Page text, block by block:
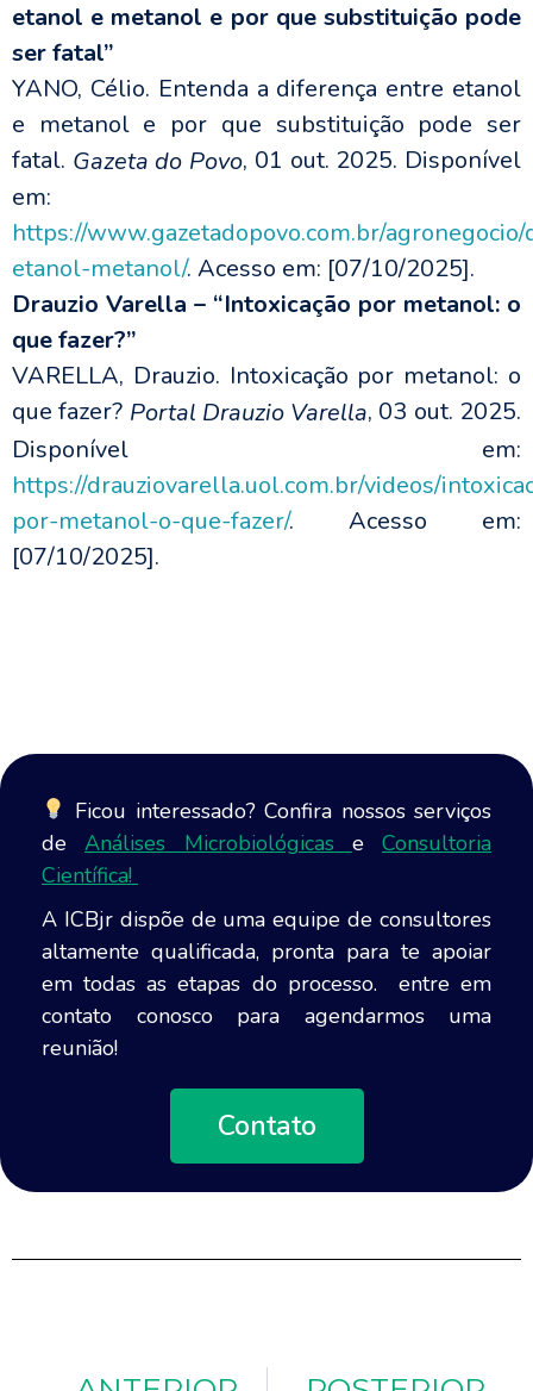
etanol e metanol e por que substituição pode
ser fatal”
YANO, Célio. Entenda a diferença entre etanol
e metanol e por que substituição pode ser
fatal. Gazeta do Povo, 01 out. 2025. Disponível
em:
https://www.gazetadopovo.com.br/
etanol-metanol/. Acesso em: [07/10/2025].
Drauzio Varella – “Intoxicação por metanol: o
que fazer?”
VARELLA, Drauzio. Intoxicação por metanol: o
que fazer? Portal Drauzio Varella, 03 out. 2025.
Disponível em:
https://drauziovarella.uol.com.br/videos/
por-metanol-o-que-fazer/. Acesso em:
[07/10/2025].
Ficou interessado? Confira nossos serviços
deAnálises Microbiológicas e Consultoria
Científica!
A ICBjr dispõe de uma equipe de consultores
altamente qualificada, pronta para te apoiar
em todas as etapas do processo. entre em
contato conosco para agendarmos uma
reunião!
Contato